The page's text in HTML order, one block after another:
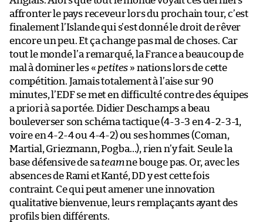
affronter le pays receveur lors du prochain tour, c’est
finalement l’Islande qui s’est donné le droit de rêver
encore un peu. Et ça change pas mal de choses. Car
tout le monde l’a remarqué, la France a beaucoup de
mal à dominer les « petites » nations lors de cette
compétition. Jamais totalement à l’aise sur 90
minutes, l’EDF se met en difficulté contre des équipes
a priori à sa portée. Didier Deschamps a beau
bouleverser son schéma tactique (4-3-3 en 4-2-3-1,
voire en 4-2-4 ou 4-4-2) ou ses hommes (Coman,
Martial, Griezmann, Pogba…), rien n’y fait. Seule la
base défensive de sateamne bouge pas. Or, avec les
absences de Rami et Kanté, DD y est cette fois
contraint. Ce qui peut amener une innovation
qualitative bienvenue, leurs remplaçants ayant des
profils bien différents.